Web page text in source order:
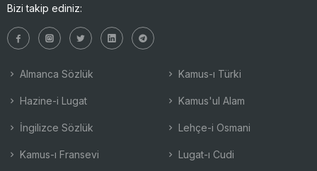
Bizi takip ediniz:
Almanca Sözlük
Hazine-i Lugat
İngilizce Sözlük
Kamus-ı Fransevi
Kamus-ı Türki
Kamus'ul Alam
Lehçe-i Osmani
Lugat-ı Cudi